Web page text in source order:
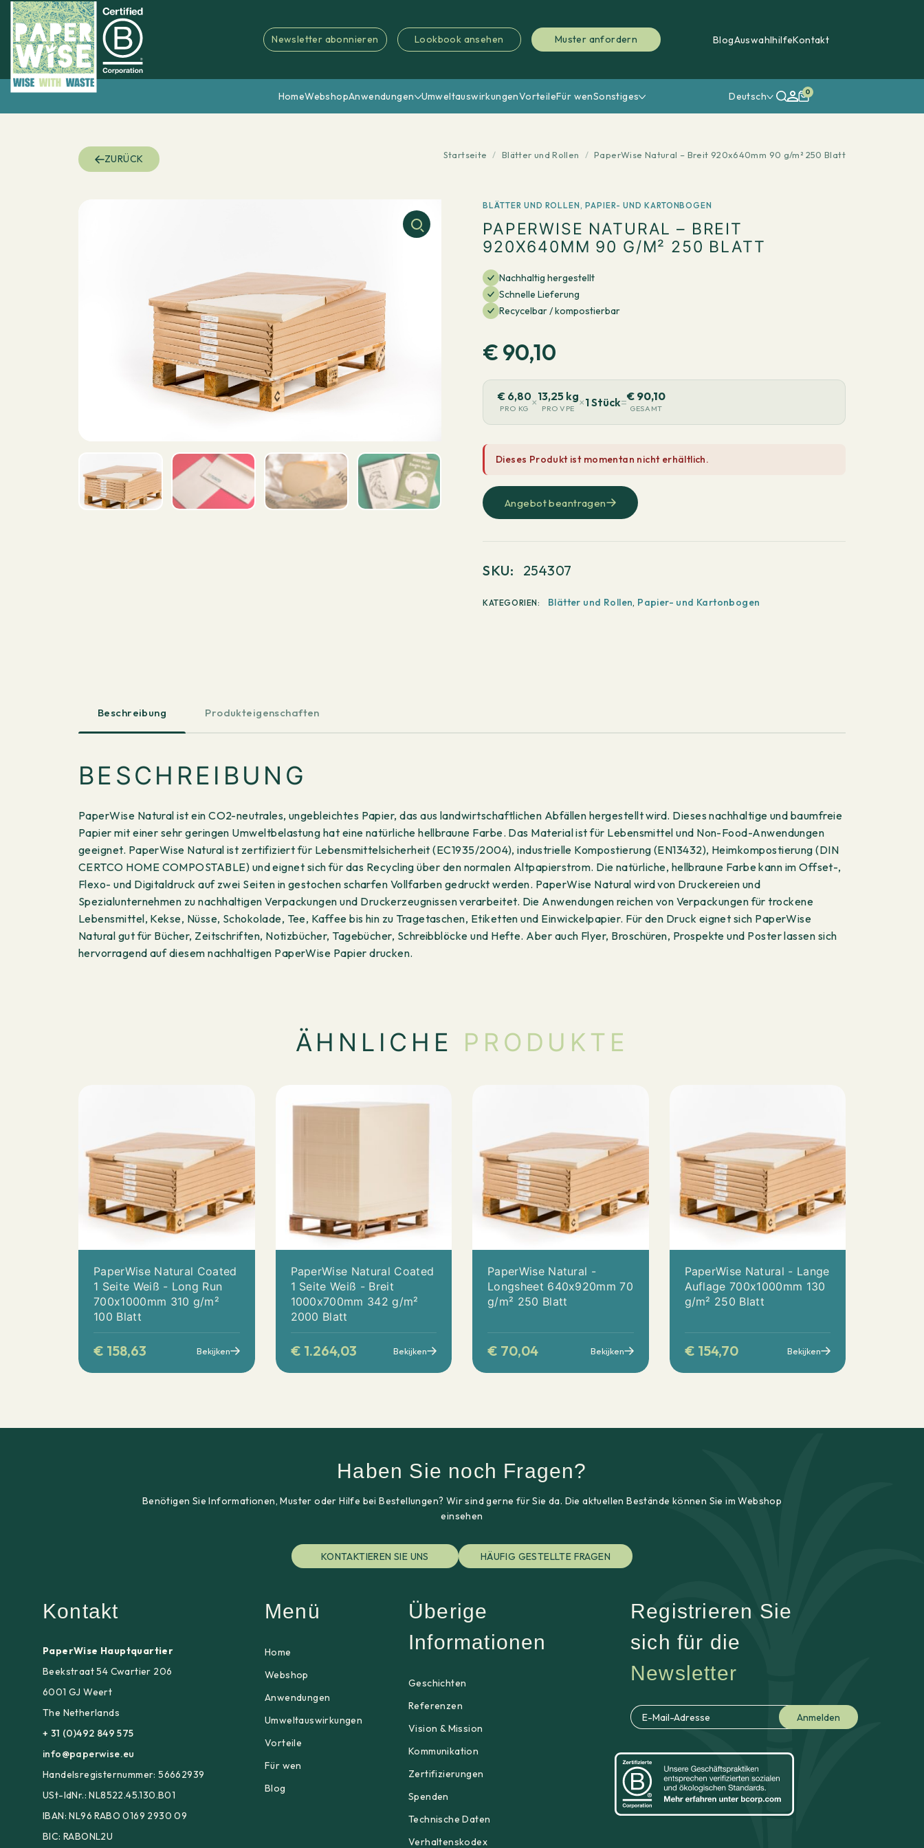
Newsletter abonnieren Lookbook ansehen Muster anfordern BlogAuswahlhilfeKontakt
HomeWebshopAnwendungen UmweltauswirkungenVorteileFür wenSonstiges Deutsch 0
ZURÜCK Startseite / Blätter und Rollen / PaperWise Natural – Breit 920x640mm 90 g/m² 250 Blatt
BLÄTTER UND ROLLEN,PAPIER- UND KARTONBOGEN
PAPERWISE NATURAL – BREIT
920X640MM 90 G/M² 250 BLATT
Nachhaltig hergestellt
Schnelle Lieferung
Recycelbar / kompostierbar
€ 90,10
€ 6,80
PRO KG ×13,25 kg
PRO VPE ×1 Stück=€ 90,10
GESAMT
Dieses Produkt ist momentan nicht erhältlich.
Angebot beantragen
SKU: 254307
KATEGORIEN: Blätter und Rollen, Papier- und Kartonbogen
Beschreibung Produkteigenschaften
BESCHREIBUNG
PaperWise Natural ist ein CO2-neutrales, ungebleichtes Papier, das aus landwirtschaftlichen Abfällen hergestellt wird. Dieses nachhaltige und baumfreie
Papier mit einer sehr geringen Umweltbelastung hat eine natürliche hellbraune Farbe. Das Material ist für Lebensmittel und Non-Food-Anwendungen
geeignet. PaperWise Natural ist zertifiziert für Lebensmittelsicherheit (EC1935/2004), industrielle Kompostierung (EN13432), Heimkompostierung (DIN
CERTCO HOME COMPOSTABLE) und eignet sich für das Recycling über den normalen Altpapierstrom. Die natürliche, hellbraune Farbe kann im Offset-,
Flexo- und Digitaldruck auf zwei Seiten in gestochen scharfen Vollfarben gedruckt werden. PaperWise Natural wird von Druckereien und
Spezialunternehmen zu nachhaltigen Verpackungen und Druckerzeugnissen verarbeitet. Die Anwendungen reichen von Verpackungen für trockene
Lebensmittel, Kekse, Nüsse, Schokolade, Tee, Kaffee bis hin zu Tragetaschen, Etiketten und Einwickelpapier. Für den Druck eignet sich PaperWise
Natural gut für Bücher, Zeitschriften, Notizbücher, Tagebücher, Schreibblöcke und Hefte. Aber auch Flyer, Broschüren, Prospekte und Poster lassen sich
hervorragend auf diesem nachhaltigen PaperWise Papier drucken.
ÄHNLICHE PRODUKTE
PaperWise Natural Coated
1 Seite Weiß - Long Run
700x1000mm 310 g/m²
100 Blatt
€ 158,63 Bekijken
PaperWise Natural Coated
1 Seite Weiß - Breit
1000x700mm 342 g/m²
2000 Blatt
€ 1.264,03 Bekijken
PaperWise Natural -
Longsheet 640x920mm 70
g/m² 250 Blatt
€ 70,04 Bekijken
PaperWise Natural - Lange
Auflage 700x1000mm 130
g/m² 250 Blatt
€ 154,70 Bekijken
Haben Sie noch Fragen?
Benötigen Sie Informationen, Muster oder Hilfe bei Bestellungen? Wir sind gerne für Sie da. Die aktuellen Bestände können Sie im Webshop
einsehen
KONTAKTIEREN SIE UNS HÄUFIG GESTELLTE FRAGEN
Kontakt
PaperWise Hauptquartier
Beekstraat 54 Cwartier 206
6001 GJ Weert
The Netherlands
+ 31 (0)492 849 575
info@paperwise.eu
Handelsregisternummer: 56662939
USt-IdNr.: NL8522.45.130.B01
IBAN: NL96 RABO 0169 2930 09
BIC: RABONL2U
Menü
Home
Webshop
Anwendungen
Umweltauswirkungen
Vorteile
Für wen
Blog
Überige
Informationen
Geschichten
Referenzen
Vision & Mission
Kommunikation
Zertifizierungen
Spenden
Technische Daten
Verhaltenskodex
Registrieren Sie
sich für die
Newsletter